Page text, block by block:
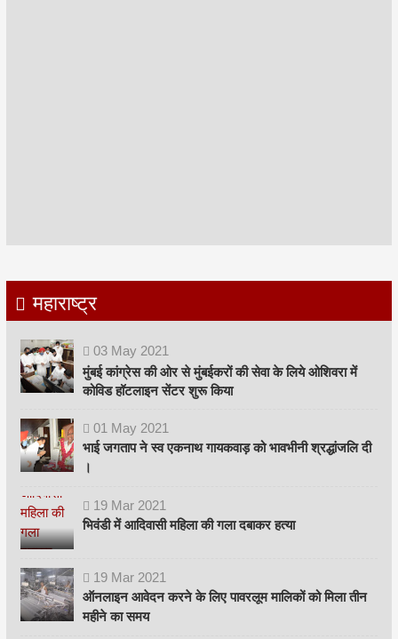
महाराष्ट्र
03 May 2021
मुंबई कांग्रेस की ओर से मुंबईकरों की सेवा के लिये ओशिवरा में
कोविड हॉटलाइन सेंटर शुरू किया
01 May 2021
भाई जगताप ने स्व एकनाथ गायकवाड़ को भावभीनी श्रद्धांजलि दी
।
19 Mar 2021
भिवंडी में आदिवासी महिला की गला दबाकर हत्या
19 Mar 2021
ऑनलाइन आवेदन करने के लिए पावरलूम मालिकों को मिला तीन
महीने का समय